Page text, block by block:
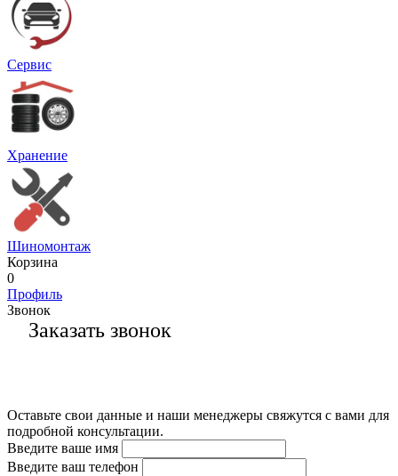
Сервис
Хранение
Шиномонтаж
Корзина
0
Профиль
Звонок
Заказать звонок
Оставьте свои данные и наши менеджеры свяжутся с вами для
подробной консультации.
Введите ваше имя
Введите ваш телефон